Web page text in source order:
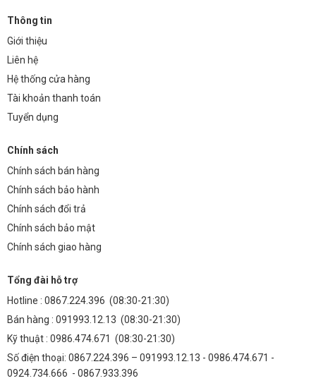
1. Nguồn Done Highbay 150W có tương thích với tất
cả các loại đèn Highbay LED 150W không?
Nguồn Done Highbay 150W tương thích với hầu hết các loại đèn
Highbay LED 150W trên thị trường. Tuy nhiên, để đảm bảo tương
thích tốt nhất, bạn nên kiểm tra thông số kỹ thuật của đèn và nguồn
2. Tuổi thọ của nguồn Done Highbay 150W là bao
lâu?
Tuổi thọ của nguồn Done Highbay 150W có thể lên đến 50.000 giờ
hoạt động, tùy thuộc vào điều kiện sử dụng và bảo trì.
3. Nguồn Done Highbay 150W có cần bảo trì định kỳ
Nguồn Done Highbay 150W không yêu cầu bảo trì định kỳ. Tuy nhiên,
bạn nên kiểm tra nguồn định kỳ để đảm bảo không có dấu hiệu hư
hỏng hoặc quá nhiệt.
4. Nguồn Done Highbay 150W có bảo hành không?
Có, nguồn Done Highbay 150W được bảo hành chính hãng trong
vòng 2 năm.
Thông tin
Giới thiệu
Liên hệ
Hệ thống cửa hàng
Tài khoản thanh toán
Tuyển dụng
Chính sách
Chính sách bán hàng
Chính sách bảo hành
Chính sách đổi trả
Chính sách bảo mật
Chính sách giao hàng
Tổng đài hỗ trợ
Hotline : 0867.224.396 (08:30-21:30)
Bán hàng : 091993.12.13 (08:30-21:30)
Kỹ thuật : 0986.474.671 (08:30-21:30)
Số điện thoại: 0867.224.396 – 091993.12.13 - 0986.474.671 -
0924.734.666 - 0867.933.396